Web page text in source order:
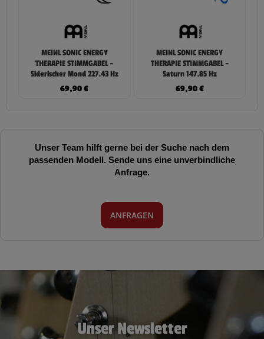
MEINL SONIC ENERGY
THERAPIE STIMMGABEL –
Siderischer Mond 227.43 Hz
69,90€
MEINL SONIC ENERGY
THERAPIE STIMMGABEL –
Saturn 147.85 Hz
69,90€
Unser Team hilft gerne bei der Suche nach dem
passenden Modell. Sende uns eine unverbindliche
Anfrage.
ANFRAGEN
Unser Newsletter